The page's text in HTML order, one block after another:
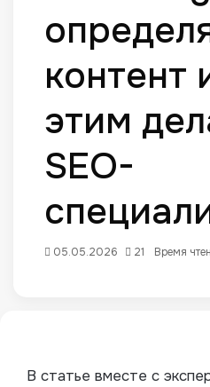
контент
этим
SEO-
05.05.2026 21 Время
В статье вместе с